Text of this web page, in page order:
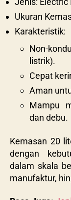
Ukuran
Karakteristik:
Non-
listrik).
Cepat
Aman
Mampu
dan debu.
Kemasan 20
dengan
dalam skala
manufaktur,